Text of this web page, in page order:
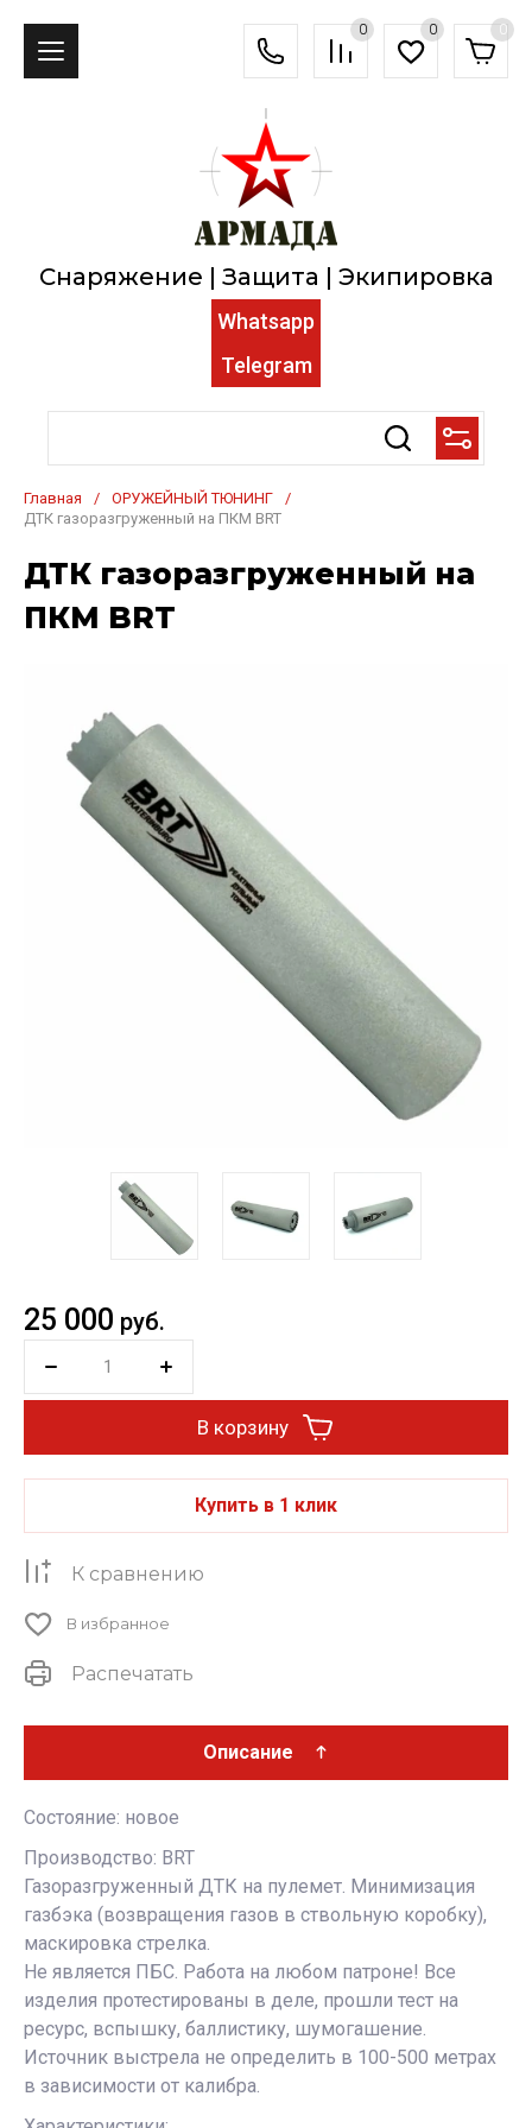
0 0 0
Снаряжение | Защита | Экипировка
Whatsapp
Telegram
Главная / ОРУЖЕЙНЫЙ ТЮНИНГ
/
ДТК газоразгруженный на ПКМ BRT
ДТК газоразгруженный на
ПКМ BRT
25 000 руб.
В корзину
Купить в 1 клик
К сравнению
В избранное
Распечатать
Описание
Состояние: новое
Производство: BRT
Газоразгруженный ДТК на пулемет. Минимизация
газбэка (возвращения газов в ствольную коробку),
маскировка стрелка.
Не является ПБС. Работа на любом патроне! Все
изделия протестированы в деле, прошли тест на
ресурс, вспышку, баллистику, шумогашение.
Источник выстрела не определить в 100-500 метрах
в зависимости от калибра.